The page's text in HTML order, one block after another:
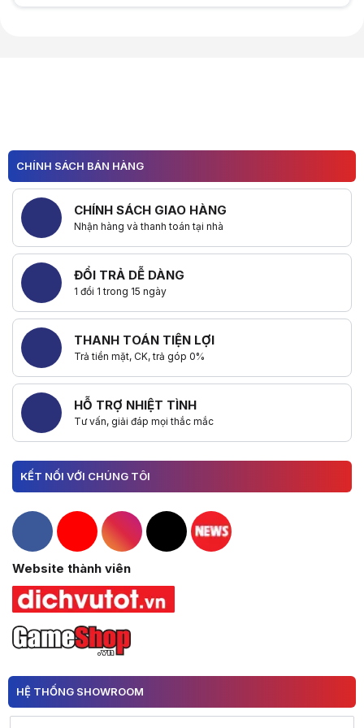
CHÍNH SÁCH BÁN HÀNG
CHÍNH SÁCH GIAO HÀNG
Nhận hàng và thanh toán tại nhà
ĐỔI TRẢ DỄ DÀNG
1 đổi 1 trong 15 ngày
THANH TOÁN TIỆN LỢI
Trả tiền mặt, CK, trả góp 0%
HỖ TRỢ NHIỆT TÌNH
Tư vấn, giải đáp mọi thắc mắc
KẾT NỐI VỚI CHÚNG TÔI
Hacom Facebook
Hacom YouTube
Hacom Instagram
Hacom TikTok
Website thành viên
HỆ THỐNG SHOWROOM